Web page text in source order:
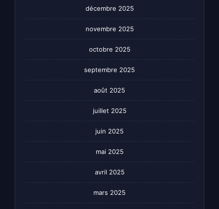
décembre 2025
novembre 2025
octobre 2025
septembre 2025
août 2025
juillet 2025
juin 2025
mai 2025
avril 2025
mars 2025